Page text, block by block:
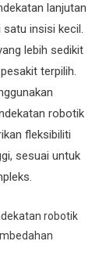
lanjutan
satu insisi kecil.
lebih sedikit
terpilih.
robotik
fleksibiliti
sesuai untuk
robotik